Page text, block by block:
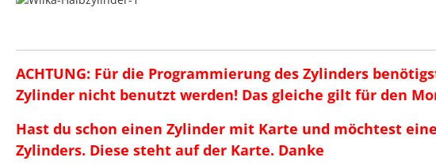
ACHTUNG: Für die Programmierung des Zylinders
Zylinder nicht benutzt werden! Das gleiche gilt für den
Hast du schon einen Zylinder mit Karte und möchtest
Zylinders. Diese steht auf der Karte. Danke